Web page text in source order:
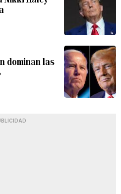
dominan las